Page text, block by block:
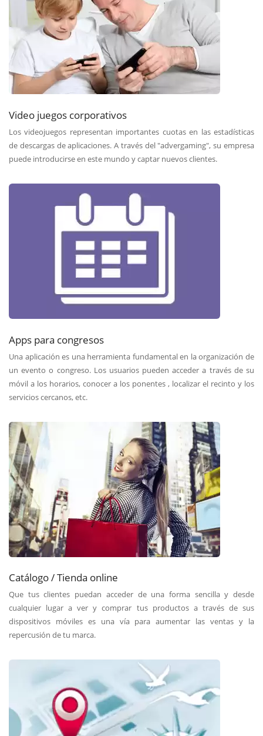
Video juegos corporativos
Los videojuegos representan importantes cuotas en las estadísticas
de descargas de aplicaciones. A través del "advergaming", su empresa
puede introducirse en este mundo y captar nuevos clientes.
Apps para congresos
Una aplicación es una herramienta fundamental en la organización de
un evento o congreso. Los usuarios pueden acceder a través de su
móvil a los horarios, conocer a los ponentes , localizar el recinto y los
servicios cercanos, etc.
Catálogo / Tienda online
Que tus clientes puedan acceder de una forma sencilla y desde
cualquier lugar a ver y comprar tus productos a través de sus
dispositivos móviles es una vía para aumentar las ventas y la
repercusión de tu marca.